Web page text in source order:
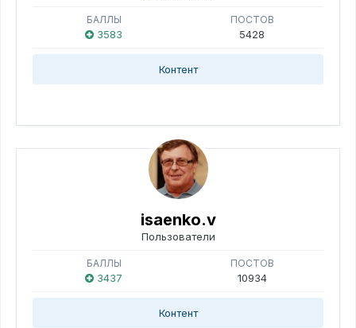
БАЛЛЫ
3583
ПОСТОВ
5428
Контент
isaenko.v
Пользователи
БАЛЛЫ
3437
ПОСТОВ
10934
Контент